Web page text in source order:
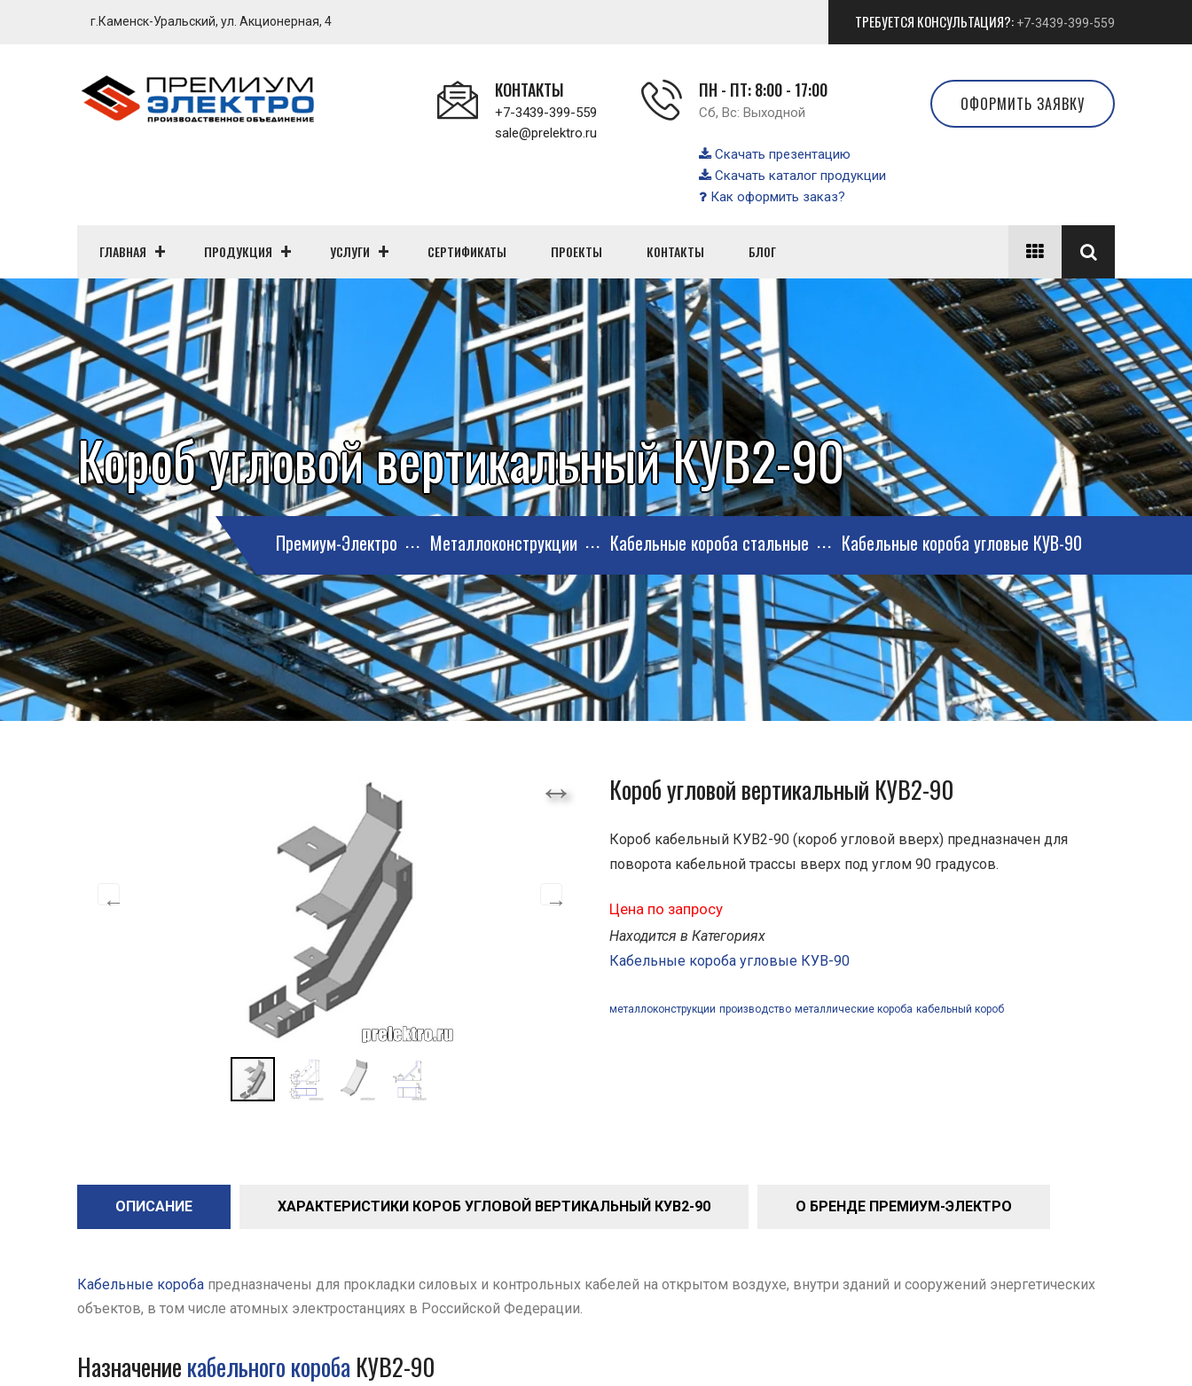
г.Каменск-Уральский, ул. Акционерная, 4 ТРЕБУЕТСЯ КОНСУЛЬТАЦИЯ?: +7-3439-399-559
КОНТАКТЫ
+7-3439-399-559
sale@prelektro.ru
ПН - ПТ: 8:00 - 17:00
Сб, Вс: Выходной
Скачать презентацию
Скачать каталог продукции
Как оформить заказ?
ОФОРМИТЬ ЗАЯВКУ
ГЛАВНАЯ ПРОДУКЦИЯ УСЛУГИ СЕРТИФИКАТЫ ПРОЕКТЫ КОНТАКТЫ БЛОГ
Короб угловой вертикальный КУВ2-90
Премиум-Электро Металлоконструкции Кабельные короба стальные Кабельные короба угловые КУВ-90
Короб угловой вертикальный КУВ2-90
Короб кабельный КУВ2-90 (короб угловой вверх) предназначен для
поворота кабельной трассы вверх под углом 90 градусов.
Цена по запросу
Находится в Категориях
Кабельные короба угловые КУВ-90
металлоконструкции производство металлические короба кабельный короб
ОПИСАНИЕ ХАРАКТЕРИСТИКИ КОРОБ УГЛОВОЙ ВЕРТИКАЛЬНЫЙ КУВ2-90 О БРЕНДЕ ПРЕМИУМ-ЭЛЕКТРО
Кабельные короба предназначены для прокладки силовых и контрольных кабелей на открытом воздухе, внутри зданий и сооружений энергетических
объектов, в том числе атомных электростанциях в Российской Федерации.
Назначение кабельного короба КУВ2-90